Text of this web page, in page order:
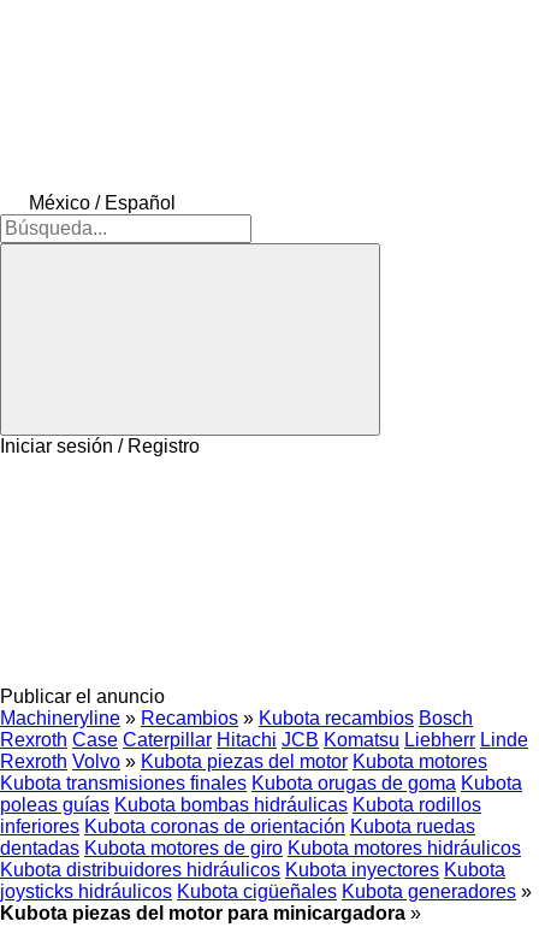
México / Español
Iniciar sesión / Registro
Publicar el anuncio
Machineryline » Recambios » Kubota recambios Bosch
Rexroth Case Caterpillar Hitachi JCB Komatsu Liebherr Linde
Rexroth Volvo » Kubota piezas del motor Kubota motores
Kubota transmisiones finales Kubota orugas de goma Kubota
poleas guías Kubota bombas hidráulicas Kubota rodillos
inferiores Kubota coronas de orientación Kubota ruedas
dentadas Kubota motores de giro Kubota motores hidráulicos
Kubota distribuidores hidráulicos Kubota inyectores Kubota
joysticks hidráulicos Kubota cigüeñales Kubota generadores »
Kubota piezas del motor para minicargadora »